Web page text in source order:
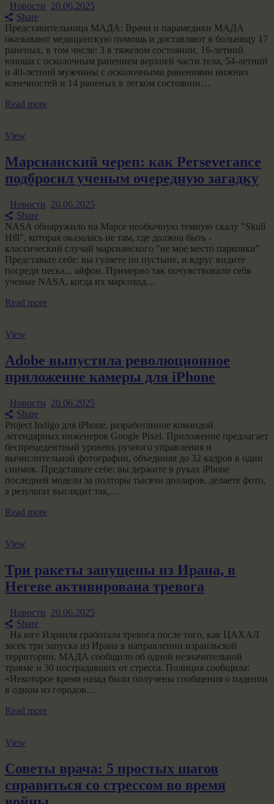
Новости 20.06.2025
Share
Представительница МАДА: Врачи и парамедики МАДА
оказывают медицинскую помощь и доставляют в больницу 17
раненых, в том числе: 3 в тяжелом состоянии, 16-летний
юноша с осколочным ранением верхней части тела, 54-летний
и 40-летний мужчины с осколочными ранениями нижних
конечностей и 14 раненых в легком состоянии…
Read more
View
Марсианский череп: как Perseverance
подбросил ученым очередную загадку
Новости 20.06.2025
Share
NASA обнаружило на Марсе необычную темную скалу "Skull
Hill", которая оказалась не там, где должна быть -
классический случай марсианского "не мое место парковки"
Представьте себе: вы гуляете по пустыне, и вдруг видите
посреди песка... айфон. Примерно так почувствовали себя
ученые NASA, когда их марсоход…
Read more
View
Adobe выпустила революционное
приложение камеры для iPhone
Новости 20.06.2025
Share
Project Indigo для iPhone, разработанное командой
легендарных инженеров Google Pixel. Приложение предлагает
беспрецедентный уровень ручного управления и
вычислительной фотографии, объединяя до 32 кадров в один
снимок. Представьте себе: вы держите в руках iPhone
последней модели за полторы тысячи долларов, делаете фото,
а результат выглядит так,…
Read more
View
Три ракеты запущены из Ирана, в
Негеве активирована тревога
Новости 20.06.2025
Share
На юге Израиля сработала тревога после того, как ЦАХАЛ
засек три запуска из Ирана в направлении израильской
территории. МАДА сообщило об одной незначительной
травме и 30 пострадавших от стресса. Полиция сообщила:
«Некоторое время назад были получены сообщения о падении
в одном из городов…
Read more
View
Советы врача: 5 простых шагов
справиться со стрессом во время